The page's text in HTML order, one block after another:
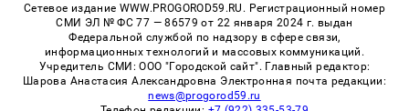
Сетевое издание WWW.PROGOROD59.RU. Регистрационный номер
СМИ ЭЛ № ФС 77 — 86579 от 22 января 2024 г. выдан
Федеральной службой по надзору в сфере связи,
информационных технологий и массовых коммуникаций.
Учредитель СМИ: ООО "Городской сайт". Главный редактор:
Шарова Анастасия Александровна Электронная почта редакции:
news@progorod59.ru